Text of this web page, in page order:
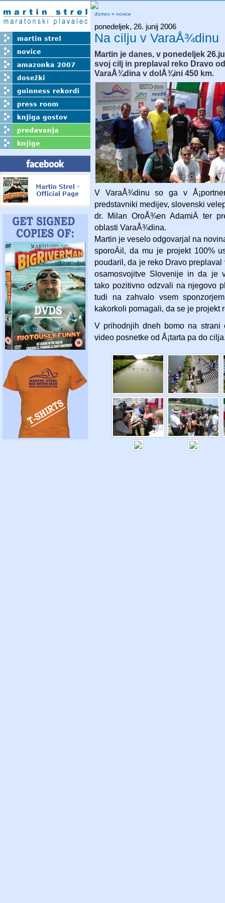
domov » novice
ponedeljek, 26. junij 2006
Na cilju v VaraÅ¾dinu
Martin je danes, v ponedeljek
svoj cilj in preplaval reko Dravo
VaraÅ¾dina v dolÅ¾ini 450 km.
V VaraÅ¾dinu so ga v
predstavniki medijev, slovenski
dr. Milan OroÅ¾en AdamiÄ ter
oblasti VaraÅ¾dina.
Martin je veselo odgovarjal na
sporoÄil, da mu je projekt 100%
poudaril, da je reko Dravo preplaval
osamosvojitve Slovenije in da je
tako pozitivno odzvali na njegovo
tudi na zahvalo vsem
kakorkoli pomagali, da se je projekt
V prihodnjih dneh bomo na strani
video posnetke od Å¡tarta pa do